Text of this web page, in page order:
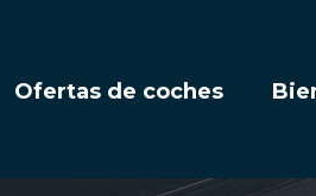
Ofertas de coches